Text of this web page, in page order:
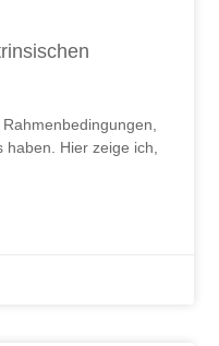
Hier zeige ich,